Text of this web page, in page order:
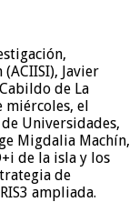
Javier
de La
miércoles, el
Universidades,
Migdalia Machín,
de la isla y los
de
ampliada.